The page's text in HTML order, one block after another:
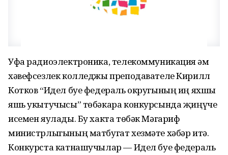
Уфа радиоэлектроника, телекоммуникация һәм
хәвефсезлек колледжы преподавателе Кирилл
Котков “Идел буе федераль округының иң яхшы
яшь укытучысы” төбәкара конкурсында җиңүче
исемен яулады. Бу хакта төбәк Мәгариф
министрлыгының матбугат хезмәте хәбәр итә.
Конкурста катнашучылар — Идел буе федераль